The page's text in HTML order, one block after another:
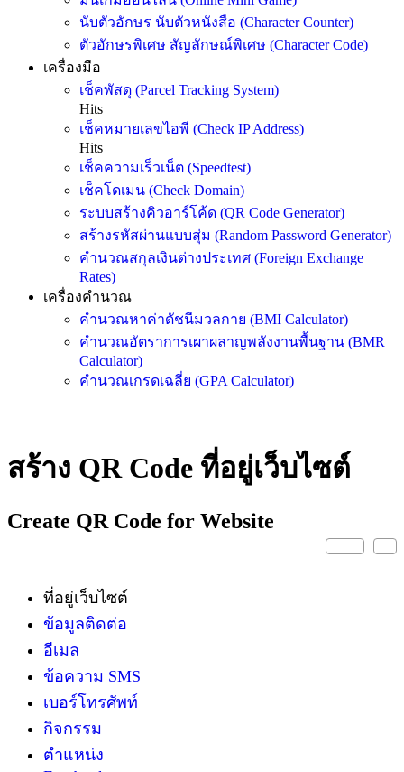
นับตัวอักษร นับตัวหนังสือ (Character Counter)
ตัวอักษรพิเศษ สัญลักษณ์พิเศษ (Character Code)
เครื่องมือ
เช็คพัสดุ (Parcel Tracking System)
Hits
เช็คหมายเลขไอพี (Check IP Address)
Hits
เช็คความเร็วเน็ต (Speedtest)
เช็คโดเมน (Check Domain)
ระบบสร้างคิวอาร์โค้ด (QR Code Generator)
สร้างรหัสผ่านแบบสุ่ม (Random Password Generator)
คำนวณสกุลเงินต่างประเทศ (Foreign Exchange
Rates)
เครื่องคำนวณ
คำนวณหาค่าดัชนีมวลกาย (BMI Calculator)
คำนวณอัตราการเผาผลาญพลังงานพื้นฐาน (BMR
Calculator)
คำนวณเกรดเฉลี่ย (GPA Calculator)
สร้าง QR Code ที่อยู่เว็บไซต์
Create QR Code for Website
ที่อยู่เว็บไซต์
ข้อมูลติดต่อ
อีเมล
ข้อความ SMS
เบอร์โทรศัพท์
กิจกรรม
ตำแหน่ง